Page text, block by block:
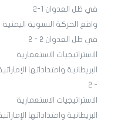
في ظل العدوان 1-2
واقع الحركة النسوية اليمنية
في ظل العدوان 2 - 2
الاستراتيجيات الاستعمارية
- 2
الاستراتيجيات الاستعمارية